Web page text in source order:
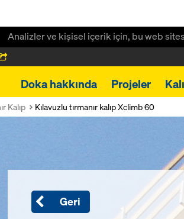
Analizler ve kişisel içerik için, bu web
Doka hakkında Projeler
Kalıp Kılavuzlu tırmanır kalıp Xclimb 60
Geri